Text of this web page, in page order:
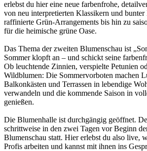
erlebst du hier eine neue farbenfrohe,
von neu interpretierten Klassikern und
raffinierte Grün-Arrangements bis hin zu
für die heimische grüne Oase.
Das Thema der zweiten Blumenschau ist
Sommer klopft an – und schickt seine
Ob leuchtende Zinnien, verspielte Petunien
Wildblumen: Die Sommervorboten machen
Balkonkästen und Terrassen in lebendige
verwandeln und die kommende Saison in
genießen.
Die Blumenhalle ist durchgängig geöffnet.
schrittweise in den zwei Tagen vor Beginn
Blumenschau statt. Hier erlebst du also live,
Profis arbeiten und kannst mit ihnen ins